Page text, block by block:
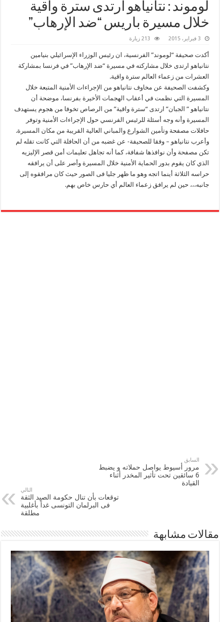
لوموند : نتانياهو ارتدى سترة واقية
خلال مسيرة باريس “ضد الإرهاب”
3 فبراير، 2015 213 زيارة
أكدت صحيفة “لوموند” الفرنسية، ان رئيس الوزراء الإسرائيلي بنيامين
نتانياهو ارتدى خلال مشاركته في مسيرة “ضد الإرهاب” في فرنسا بمشاركة
العشرات من زعماء العالم سترة واقية.
وكشفت الصحيفة عن مخاوف نتانياهو من الإجراءات الأمنية المتبعة خلال
المسيرة التي نظمت في أعقاب الهجمات الأخيرة بفرنسا، موضحة أن
نتانياهو ” الجبان” ارتدى “سترة واقية” من الرصاص تخوفا من هجوم يستهدف
المسيرة وأنه وجه أسئلة للرئيس الفرنسي حول الإجراءات الأمنية وتوفر
حافلات مصفحة وتأمين الشوارع والمباني العالية القريبة من مكان المسيرة.
وأعرب نتانياهو – وفقا للصحيفة- عن غضبه من أن الحافلة التي كانت تقله لم
تكن مصفحة وأن نوافذها شفافة، كما أنه تجاهل تعليمات أمن قصر الإليزيه
الذي كان يقوم بدور الحماية الأمنية خلال المسيرة وأصر على أن يرافقه
حراسه الثلاثة أينما اتجه وهو ما ظهر جليا فى الصور حيث كان مرافقوه إلى
جانبه،،، حين لم يرافق زعماء العالم أي حارس خاص بهم.
السابق
مرور أسيوط يواصل حملاته و يضبط
6 سائقين تحت تأثير المخدر أثناء
القيادة
التالي
توقعات بأن تنال حكومة الصيد الثقة
فى البرلمان التونسى غداً بأغلبية
مطلقة
مقالات مشابهة